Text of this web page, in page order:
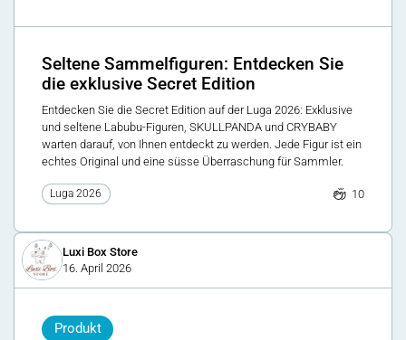
Seltene Sammelfiguren: Entdecken Sie
die exklusive Secret Edition
Entdecken Sie die Secret Edition auf der Luga 2026: Exklusive
und seltene Labubu-Figuren, SKULLPANDA und CRYBABY
warten darauf, von Ihnen entdeckt zu werden. Jede Figur ist ein
echtes Original und eine süsse Überraschung für Sammler.
Luga 2026 10
Luxi Box Store
16. April 2026
Produkt